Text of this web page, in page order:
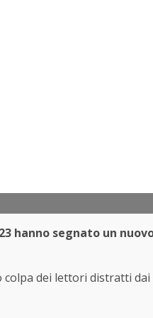
hanno segnato un
colpa dei lettori distratti dai